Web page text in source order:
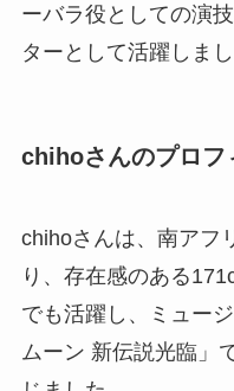
ーバラ役としての演
ターとして活躍しまし
chihoさんのプロフ
chihoさんは、南アフ
り、存在感のある
でも活躍し、ミュー
ムーン 新伝説光臨」